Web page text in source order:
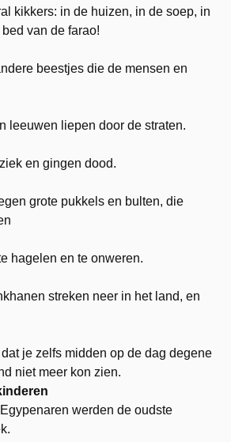
kikkers: in de huizen, in de soep, in
van de farao!
beestjes die de mensen en
leeuwen liepen door de straten.
en gingen dood.
grote pukkels en bulten, die
hagelen en te onweren.
streken neer in het land, en
je zelfs midden op de dag degene
niet meer kon zien.
werden de oudste